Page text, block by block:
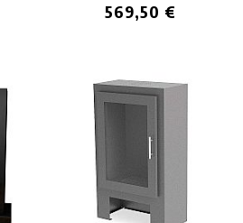
569,50 €